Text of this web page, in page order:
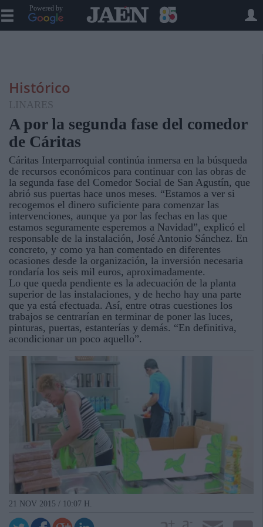
Powered by
Histórico
LINARES
A por la segunda fase del comedor
de Cáritas
Cáritas Interparroquial continúa inmersa en la búsqueda
de recursos económicos para continuar con las obras de
la segunda fase del Comedor Social de San Agustín, que
abrió sus puertas hace unos meses. “Estamos a ver si
recogemos el dinero suficiente para comenzar las
intervenciones, aunque ya por las fechas en las que
estamos seguramente esperemos a Navidad”, explicó el
responsable de la instalación, José Antonio Sánchez. En
concreto, y como ya han comentado en diferentes
ocasiones desde la organización, la inversión necesaria
rondaría los seis mil euros, aproximadamente.
Lo que queda pendiente es la adecuación de la planta
superior de las instalaciones, y de hecho hay una parte
que ya está efectuada. Así, entre otras cuestiones los
trabajos se centrarían en terminar de poner las luces,
pinturas, puertas, estanterías y demás. “En definitiva,
acondicionar un poco aquello”.
21 NOV 2015 / 10:07 H.